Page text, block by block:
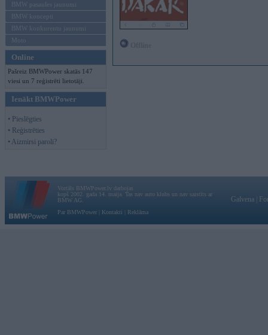
BMW pasaules jaunumi
BMW koncepti
BMW konkurentu jaunumi
Moto
Online
Pašreiz BMWPower skatās 147
viesi un 7 reģistrēti lietotāji.
Ienākt BMWPower
• Pieslēgties
• Reģistrēties
• Aizmirsi paroli?
Vortāls BMWPower.lv darbojas
kopš 2002. gada 14. maija. Tas nav auto klubs un nav saistīts ar
BMW AG.
Par BMWPower
Kontakti Reklāma
Galvena